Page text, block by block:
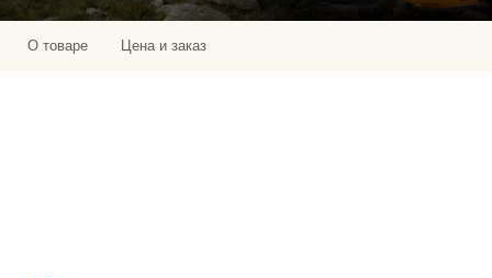
О товаре Цена и заказ